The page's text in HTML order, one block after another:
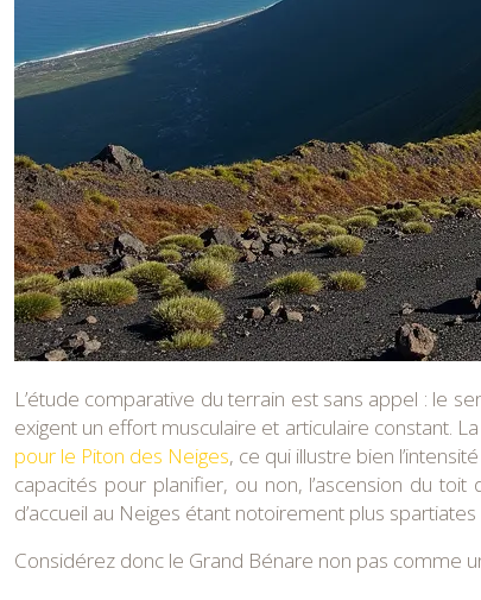
L’étude comparative du terrain est sans appel : le
exigent un effort musculaire et articulaire constant.
pour le Piton des Neiges, ce qui illustre bien
capacités pour planifier, ou non, l’ascension du
d’accueil au Neiges étant notoirement plus
Considérez donc le Grand Bénare non pas comme